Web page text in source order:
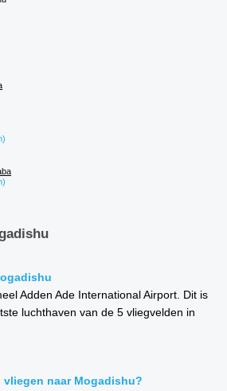
Adden Ade International Airport. Dit is
luchthaven van de 5 vliegvelden in
naar Mogadishu?